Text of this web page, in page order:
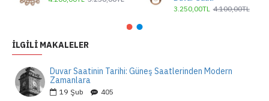
3.250,00TL 4.100,00TL
İLGILI MAKALELER
Duvar Saatinin Tarihi: Güneş Saatlerinden Modern
Zamanlara
19 Şub 405